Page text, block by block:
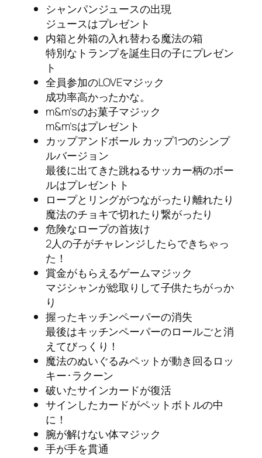
シャンパンジュースの出現
ジュースはプレゼント
内箱と外箱の入れ替わる魔法の箱
特別なトランプを誕生日の子にプレゼン
ト
全員参加のLOVEマジック
成功率高かったかな。
m&m’sのお菓子マジック
m&m’sはプレゼント
カップアンドボール カップ1つのシンプ
ルバージョン
最後に出てきた跳ねるサッカー柄のボー
ルはプレゼントト
ロープとリングがつながったり離れたり
魔法のチョキで切れたり繋がったり
危険なロープの首抜け
2人の子がチャレンジしたらできちゃっ
た！
賞金がもらえるゲームマジック
マジシャンが総取りして子供たちがっか
り
握ったキッチンペーパーの消失
最後はキッチンペーパーのロールごと消
えてびっくり！
魔法のぬいぐるみペットが動き回るロッ
キー･ラクーン
破いたサインカードが復活
サインしたカードがペットボトルの中
に！
腕が解けない体マジック
手が手を貫通